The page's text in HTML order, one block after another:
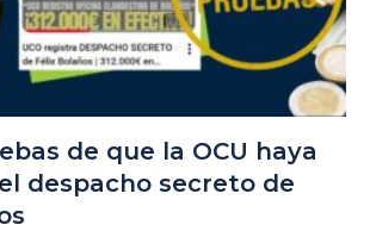
de que la OCU haya
despacho secreto de